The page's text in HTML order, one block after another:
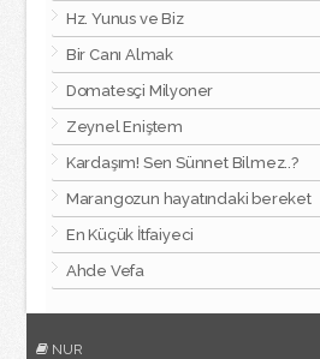
Hz. Yunus ve Biz
Bir Canı Almak
Domatesçi Milyoner
Zeynel Eniştem
Kardaşım! Sen Sünnet Bilmez..?
Marangozun hayatındaki bereket
En Küçük İtfaiyeci
Ahde Vefa
NUR